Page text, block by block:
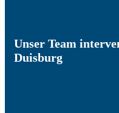
Unser Team
Duisburg